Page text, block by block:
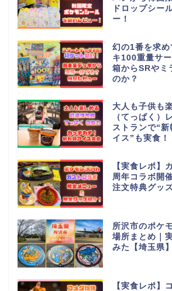
ドロップシー
ー！
幻の1番を求
キ100重量サ
箱からSRやミ
のか？
大人も子供も
（てっぱく）
ストランで“
イス”も実食！
【実食レポ】
周年コラボ開
注文特典グッ
所沢市のポケ
場所まとめ｜
みた【埼玉県】
【実食レポ】